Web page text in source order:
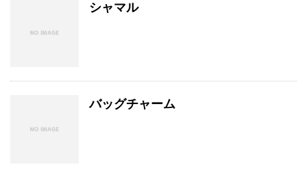
シャマル
バッグチャーム